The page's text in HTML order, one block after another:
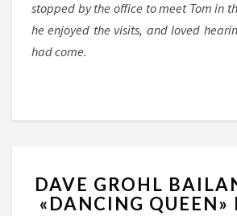
stopped by the office to meet Tom in
he enjoyed the visits, and loved
had come.
GROHL
DAVE GROHL
«DANCING QUEEN»